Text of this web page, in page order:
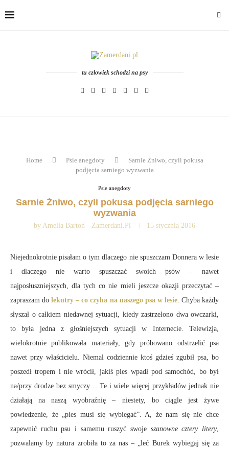
tu człowiek schodzi na psy
Home Psie anegdoty
Sarnie Żniwo, czyli pokusa
podjęcia sarniego wyzwania
Psie anegdoty
Sarnie Żniwo, czyli pokusa podjęcia sarniego
wyzwania
by Amelia Bartoń - Zamerdani.pl 15 stycznia 2016
Niejednokrotnie pisałam o tym dlaczego nie spuszczam Donnera w lesie
i dlaczego nie warto spuszczać swoich psów – nawet
najposłuszniejszych, dla tych co nie mieli jeszcze okazji przeczytać –
zapraszam dolekutry – co czyha na naszego psa w lesie. Chyba każdy
słyszał o całkiem niedawnej sytuacji, kiedy zastrzelono dwa owczarki,
to była jedna z głośniejszych sytuacji w Internecie. Telewizja,
wielokrotnie publikowała materiały, gdy próbowano odstrzelić psa
nawet przy właścicielu. Niemal codziennie ktoś gdzieś zgubił psa, bo
poszedł tropem i nie wrócił, jakiś pies wpadł pod samochód, bo był
na/przy drodze bez smyczy… Te i wiele więcej przykładów jednak nie
działają na naszą wyobraźnię – niestety, bo ciągle jest żywe
powiedzenie, że „pies musi się wybiegać”. A, że nam się nie chce
zapewnić ruchu psu i samemu ruszyć swoje szanowne cztery litery,
pozwalamy by natura zrobiła to za nas – „leć Burek wybiegaj się za